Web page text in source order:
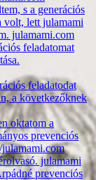
s a generációs
volt, lett julamami
julamami.com
feladatomat
feladatodat
a következőknek
oktatom a
prevenciós
julamami
prevenciós